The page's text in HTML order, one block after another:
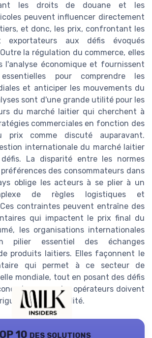
les droits de douane et les
peuvent influencer directement
et donc, les prix, confrontant les
exportateurs aux défis évoqués
la régulation du commerce, elles
l'analyse économique et fournissent
pour comprendre les
et anticiper les mouvements du
sont d'une grande utilité pour les
du marché laitier qui cherchent à
commerciales en fonction des
prix comme discuté auparavant.
internationale du marché laitier
La disparité entre les normes
des consommateurs dans
oblige les acteurs à se plier à un
de règles logistiques et
contraintes peuvent entraîne des
qui impactent le prix final du
les organisations internationales
pilier essentiel des échanges
produits laitiers. Elles façonnent le
qui permet à ce secteur de
mondiale, tout en posant des défis
que les opérateurs doivent
et adaptabilité.
10 des solutions